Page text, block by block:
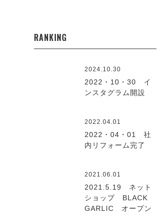
RANKING
2024.10.30
2022・10・30 イ
ンスタグラム開設
2022.04.01
2022・04・01 社
内リフォーム完了
2021.06.01
2021.5.19 ネット
ショップ BLACK
GARLIC オープン